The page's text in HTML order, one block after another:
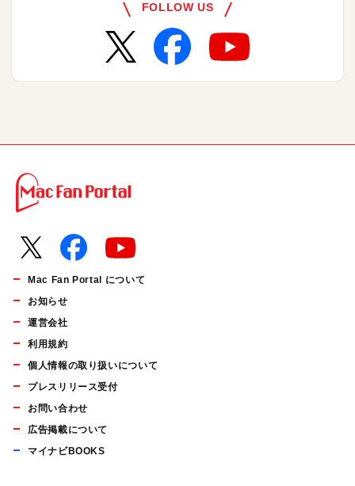
FOLLOW US
Mac Fan Portal について
お知らせ
運営会社
利用規約
個人情報の取り扱いについて
プレスリリース受付
お問い合わせ
広告掲載について
マイナビBOOKS